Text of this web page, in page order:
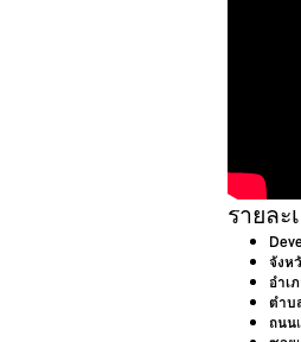
รายล
จังห
อำเ
ตำบ
ถนน